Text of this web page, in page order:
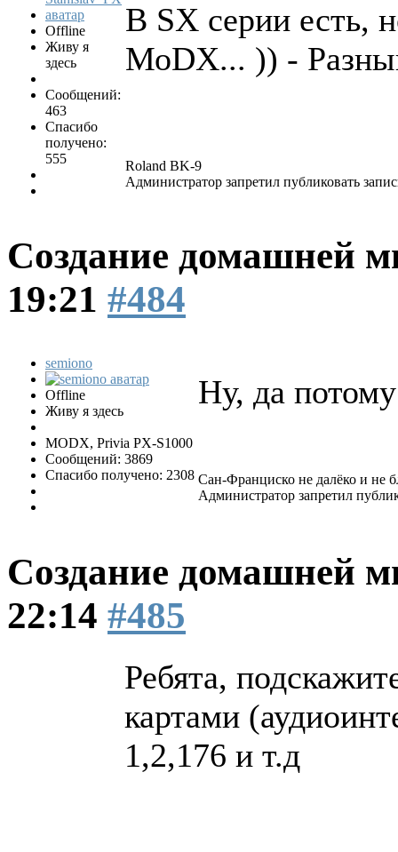
Offline
Живу я
здесь
Сообщений:
463
Спасибо
получено:
555
В SX серии есть,
МоDX... )) -
Roland BK-9
Администратор запретил публиковать
Создание домашней
19:21 #484
semiono
Offline
Живу я здесь
MODX, Privia PX-S1000
Сообщений: 3869
Спасибо получено: 2308
Ну, да
Сан-Франциско не далëко и не
Администратор запретил
Создание домашней
22:14 #485
Ребята,
картами
1,2,176 и т.д